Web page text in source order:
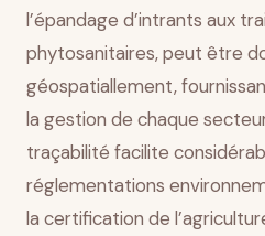
l’épandage d’intrants aux
phytosanitaires, peut être
géospatiallement,
la gestion de chaque
traçabilité facilite
réglementations
la certification de